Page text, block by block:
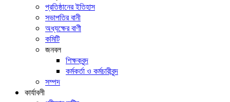
প্রতিষ্ঠানের ইতিহাস
সভাপতির বানী
অধ্যক্ষের বাণী
কমিটি
জনবল
শিক্ষকবৃন্দ
কর্মকর্তা ও কর্মচারীবৃন্দ
সম্পদ
কার্যাবলী